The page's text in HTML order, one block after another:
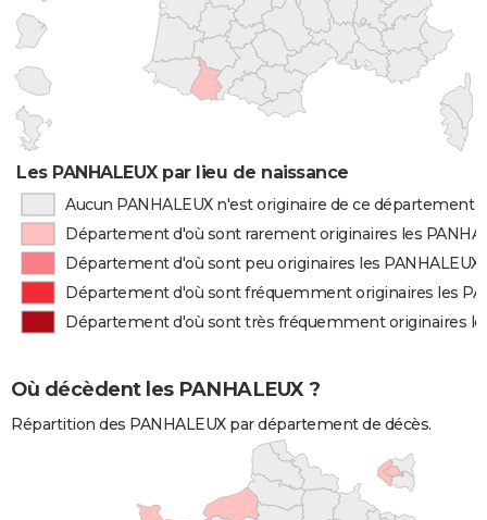
Les PANHALEUX par lieu de naissance
Aucun PANHALEUX n'est originaire de ce département
Département d'où sont rarement originaires les
Département d'où sont peu originaires les PANHALEUX
Département d'où sont fréquemment originaires les
Département d'où sont très fréquemment originaires
Où décèdent les PANHALEUX ?
Répartition des PANHALEUX par département de décès.